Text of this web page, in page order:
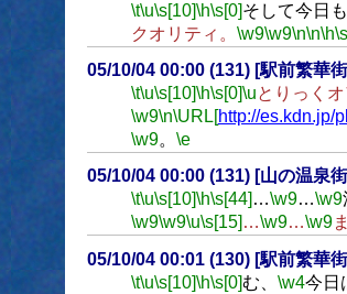
\t\u\s[10]\h\s[0]そして今日
クオリティ。 \w9\w9\n\n\h
05/10/04 00:00 (131) [駅前繁華
\t\u\s[10]\h\s[0]\uとりっく
\w9\n\URL[http://es.kdn.jp/
\w9。 \e
05/10/04 00:00 (131) [山の温泉
\t\u\s[10] \h\s[44] …\w9…\w9
\w9\w9\u\s[15] …\w9…\w9
05/10/04 00:01 (130) [駅前繁華
\t\u\s[10]\h\s[0]む、 \w4今日